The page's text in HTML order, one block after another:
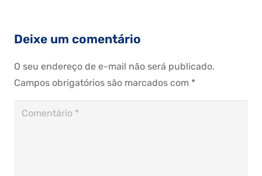
Deixe um comentário
O seu endereço de e-mail não será publicado.
Campos obrigatórios são marcados com *